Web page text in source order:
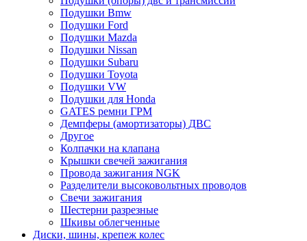
Подушки Bmw
Подушки Ford
Подушки Mazda
Подушки Nissan
Подушки Subaru
Подушки Toyota
Подушки VW
Подушки для Honda
GATES ремни ГРМ
Демпферы (амортизаторы) ДВС
Другое
Колпачки на клапана
Крышки свечей зажигания
Провода зажигания NGK
Разделители высоковольтных проводов
Свечи зажигания
Шестерни разрезные
Шкивы облегченные
Диски, шины, крепеж колес